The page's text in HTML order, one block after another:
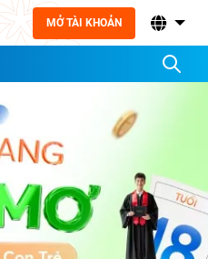
MỞ TÀI KHOẢN